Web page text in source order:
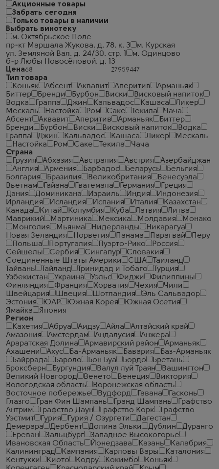
Акционные товары
Забрать сегодня
Только товары в наличии
Выбрать винотеку
м. Октябрьское Поле
пр-кт Маршала Жукова. д. 78. к. 3
м. Курская
ул. Земляной Вал. д. 24/30. стр. 1
м. Одинцово
б-р Любы Новосёловой. д. 13
Цена
Тип товара
Коньяк
Абсент Аквавит Аперитив
Арманьяк
Биттер
Бренди Бурбон Виски
Висковый напиток
Водка
Граппа Джин Кальвадос Кашаса
Ликер
Мескаль
Настойка Ром Саке Текила
Чача
Абсент
Аквавит Аперитив Арманьяк
Биттер
Бренди
Бурбон Виски Висковый напиток
Водка
Граппа
Джин Кальвадос Кашаса Ликер
Мескаль
Настойка
Ром Саке Текила
Чача
Страна
Грузия
Абхазия Австралия Австрия
Азербайджан
Англия
Армения Барбадос Беларусь
Бельгия
Болгария
Бразилия Великобритания
Венесуэла
Вьетнам
Гайана Гватемала Германия
Греция
Дания
Доминикана Израиль Индия
Индонезия
Ирландия
Исландия Испания Италия
Казахстан
Канада
Китай Колумбия Куба Латвия
Литва
Маврикий
Мартиника Мексика Молдавия
Монако
Монголия
Мьянма Нидерланды
Никарагуа
Новая Зеландия
Норвегия Панама Парагвай
Перу
Польша
Португалия Пуэрто-Рико
Россия
Сейшелы
Сербия Сингапур
Словакия
Соединенные Штаты Америки
США
Таиланд
Тайвань
Тайланд Тринидад и Тобаго
Турция
Узбекистан
Украина Уэльс Фиджи
Филиппины
Финляндия
Франция Хорватия Чехия
Чили
Швейцария
Швеция Шотландия
Эль Сальвадор
Эстония
ЮАР Южная Корея
Южная Осетия
Ямайка
Япония
Регион
Кахетия
Абруа Аидзу Айла
Алтайский край
Амазония
Амстердам Андалусия
Анжера
Араратская Долина
Армавирский район
Арманьяк
Ахашени
Ахус Ба-Арманьяк Бавария
Баз-Арманьяк
Байррада
Бароло Бон Буа Бордо
Бретань
Броксберн
Бургундия Валул луй Траян
Вашингтон
Великий Новгород
Венето Венеция
Виктория
Вологодская область
Воронежская область
Восточное побережье
Вудфорд Гавана
Гасконь
Глазго
Гран Фин Шампань Гранд Шампань
Графство
Антрим
Графство Даун Графство Корк
Графство
Уэстмит
Гурия Гурия / Озургети
Дагестан
Демерара
Дербент Долина Эльки Дублин
Дуранго
Ереван
Зальцбург
Западное Высокогорье
Ивановская Область
Йонедзава Казань
Калабрия
Калининград
Кампания Карловы Вары
Каталония
Кентукки
Киото Кодру Кокимбо
Коньяк